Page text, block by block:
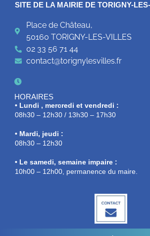
SITE DE LA MAIRIE DE TORIGNY-
Place de Château,
50160 TORIGNY-LES-VILLES
02 33 56 71 44
contact@torignylesvilles.fr
HORAIRES
• Lundi , mercredi et vendredi :
08h30 – 12h30 / 13h30 – 17h30
• Mardi, jeudi :
08h30 – 12h30
• Le samedi, semaine impaire :
10h00 – 12h00, permanence du maire.